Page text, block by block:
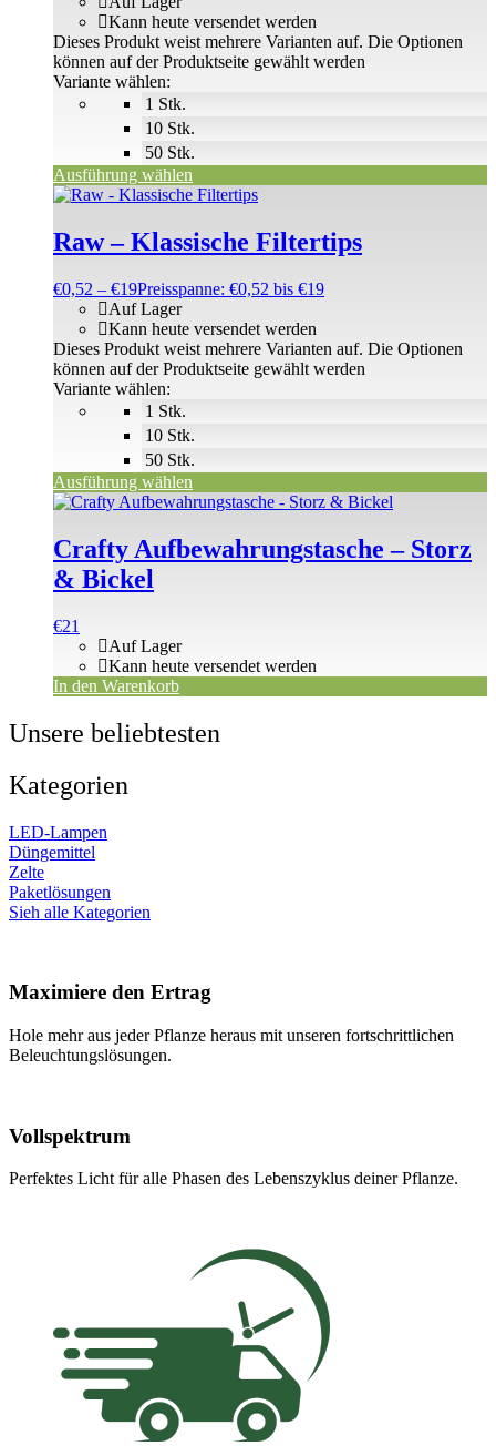
1 Stk.
10 Stk.
50 Stk.
Kann heute versendet werden
Variante wählen:
Ausführung wählen
Dieses Produkt weist mehrere Varianten auf. Die Optionen
können auf der Produktseite gewählt werden
Raw – Klassische Filtertips
€0,52 – €19Preisspanne: €0,52 bis €19
1 Stk.
10 Stk.
50 Stk.
Auf Lager
Kann heute versendet werden
Variante wählen:
Ausführung wählen
Dieses Produkt weist mehrere Varianten auf. Die Optionen
können auf der Produktseite gewählt werden
Crafty Aufbewahrungstasche – Storz
& Bickel
€21
Auf Lager
Kann heute versendet werden
In den Warenkorb
Unsere beliebtesten
Kategorien
LED-Lampen
Düngemittel
Zelte
Paketlösungen
Sieh alle Kategorien
Maximiere den Ertrag
Hole mehr aus jeder Pflanze heraus mit unseren fortschrittlichen
Beleuchtungslösungen.
Vollspektrum
Perfektes Licht für alle Phasen des Lebenszyklus deiner Pflanze.